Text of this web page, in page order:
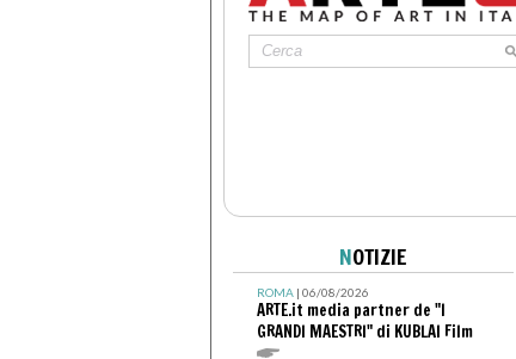
NOTIZIE
ROMA| 06/08/2026
ARTE.it media partner de "I
GRANDI MAESTRI" di KUBLAI Film